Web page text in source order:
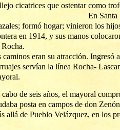
cicatrices que ostentar
Santa Victoria,
formó hogar; vinieron los
en 1914, y sus manos
caminos eran su atracción. Ingresó
servían la línea Rocha-
de seis años, el mayoral
posta en campos de don
allá de Pueblo Velázquez, en